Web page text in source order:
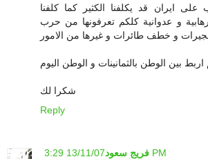
على ايران قد يكلفنا الكثير كما كلفنا
و عدوانية كلكم تعرفونها من حرب
و خطف طائرات و غيرها من الامور
بين الوطن بالثمانينات و الوطن اليوم
شكرا لك
Reply
فريج سعود 13/11/07 3:29 PM